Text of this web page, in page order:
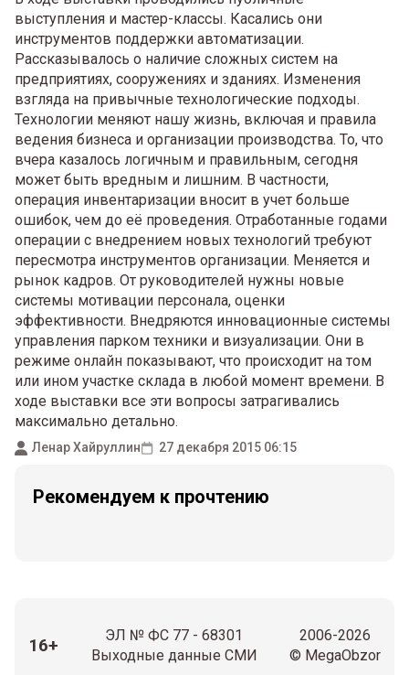
выступления и мастер-классы. Касались они
инструментов поддержки автоматизации.
Рассказывалось о наличие сложных систем на
предприятиях, сооружениях и зданиях. Изменения
взгляда на привычные технологические подходы.
Технологии меняют нашу жизнь, включая и правила
ведения бизнеса и организации производства. То, что
вчера казалось логичным и правильным, сегодня
может быть вредным и лишним. В частности,
операция инвентаризации вносит в учет больше
ошибок, чем до её проведения. Отработанные годами
операции с внедрением новых технологий требуют
пересмотра инструментов организации. Меняется и
рынок кадров. От руководителей нужны новые
системы мотивации персонала, оценки
эффективности. Внедряются инновационные системы
управления парком техники и визуализации. Они в
режиме онлайн показывают, что происходит на том
или ином участке склада в любой момент времени. В
ходе выставки все эти вопросы затрагивались
максимально детально.
Ленар Хайруллин 27 декабря 2015 06:15
Рекомендуем к прочтению
16+
ЭЛ № ФС 77 - 68301
Выходные данные СМИ
2006-2026
© MegaObzor